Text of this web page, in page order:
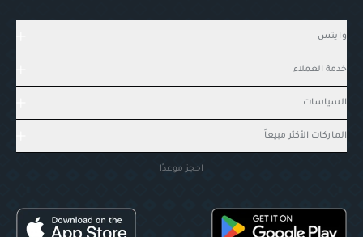
وايتس
خدمة العملاء
السياسات
الماركات الأكثر مبيعاً
احجز موعدًا